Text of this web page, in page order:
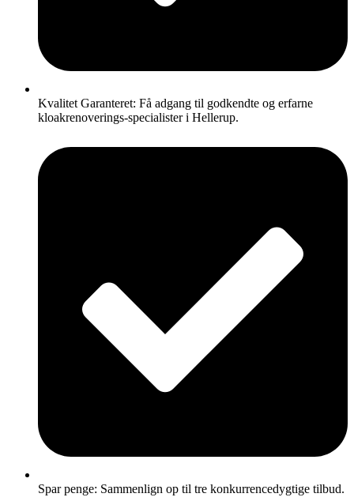
Kvalitet Garanteret: Få adgang til godkendte og erfarne
kloakrenoverings-specialister i Hellerup.
Spar penge: Sammenlign op til tre konkurrencedygtige tilbud.